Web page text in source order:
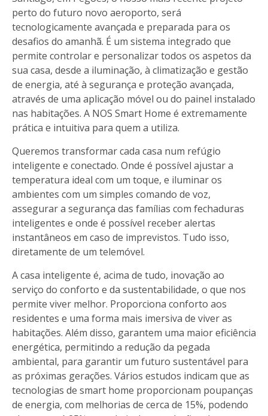
perto do futuro novo aeroporto, será
tecnologicamente avançada e preparada para os
desafios do amanhã. É um sistema integrado que
permite controlar e personalizar todos os aspetos da
sua casa, desde a iluminação, à climatização e gestão
de energia, até à segurança e proteção avançada,
através de uma aplicação móvel ou do painel instalado
nas habitações. A NOS Smart Home é extremamente
prática e intuitiva para quem a utiliza.
Queremos transformar cada casa num refúgio
inteligente e conectado. Onde é possível ajustar a
temperatura ideal com um toque, e iluminar os
ambientes com um simples comando de voz,
assegurar a segurança das famílias com fechaduras
inteligentes e onde é possível receber alertas
instantâneos em caso de imprevistos. Tudo isso,
diretamente de um telemóvel.
A casa inteligente é, acima de tudo, inovação ao
serviço do conforto e da sustentabilidade, o que nos
permite viver melhor. Proporciona conforto aos
residentes e uma forma mais imersiva de viver as
habitações. Além disso, garantem uma maior eficiência
energética, permitindo a redução da pegada
ambiental, para garantir um futuro sustentável para
as próximas gerações. Vários estudos indicam que as
tecnologias de smart home proporcionam poupanças
de energia, com melhorias de cerca de 15%, podendo